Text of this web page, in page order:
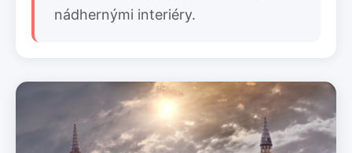
nádhernými interiéry.